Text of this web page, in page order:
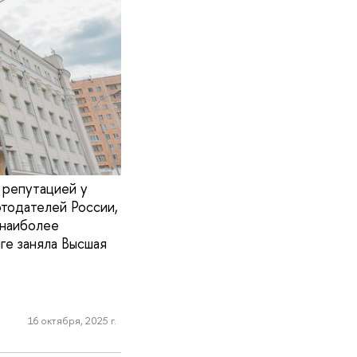
у
России,
заняла Высшая
16 октября, 2025 г.